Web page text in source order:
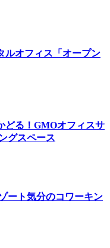
ルオフィス「オープン
どる！GMOオフィスサ
グスペース
ート気分のコワーキン